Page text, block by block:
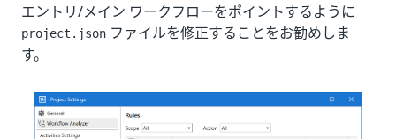
エントリ/メイン ワークフローをポイントするように
project.json ファイルを修正することをお勧めしま
す。